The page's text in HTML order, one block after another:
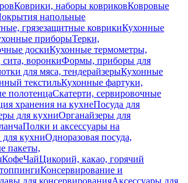
Коврики, наборы ковриковКовровые
напольные
грязезащитные коврикиКухонные
приборыТерки,
доскиКухонные термометры,
воронкиФормы, приборы для
для мяса, тендерайзерыКухонные
текстильКухонные фартуки,
полотенцаСкатерти, сервировочные
хранения на кухнеПосуда для
для кухниОрганайзеры для
Полки и аксессуары на
кухниОдноразовая посуда,
пакеты,
КофеЧайЦикорий, какао, горячий
Консервирование и
для консервированияАксессуары для